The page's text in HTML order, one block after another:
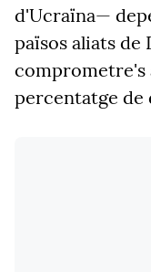
d'Ucraïna—
països aliats de
comprometre's
percentatge de